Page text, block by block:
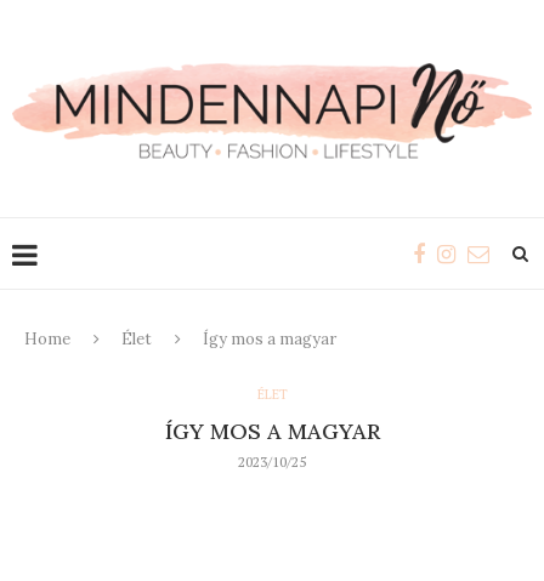
Home Élet Így mos a magyar
ÉLET
ÍGY MOS A MAGYAR
2023/10/25